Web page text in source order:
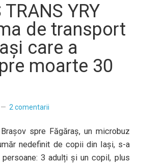
YRY
de transport
care a
moarte 30
2 comentarii
spre Făgăraș, un microbuz
nedefinit de copii din Iași, s-a
3 adulți și un copil, plus